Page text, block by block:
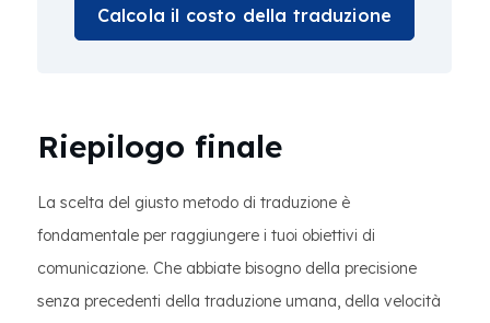
Calcola il costo della traduzione
Riepilogo finale
La scelta del giusto metodo di traduzione è
fondamentale per raggiungere i tuoi obiettivi di
comunicazione. Che abbiate bisogno della precisione
senza precedenti della traduzione umana, della velocità